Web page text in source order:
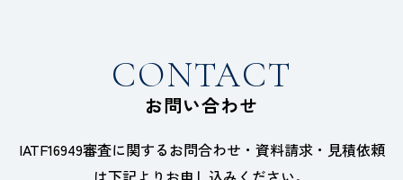
CONTACT
お問い合わせ
IATF16949審査に関するお問合わせ・資料請求・見積依頼